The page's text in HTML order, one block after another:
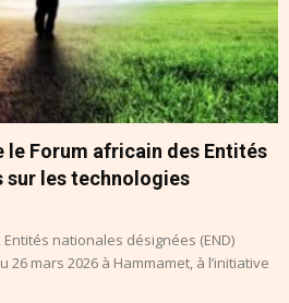
le Forum africain des Entités
sur les technologies
nationales désignées (END)
mars 2026 à Hammamet, à l’initiative